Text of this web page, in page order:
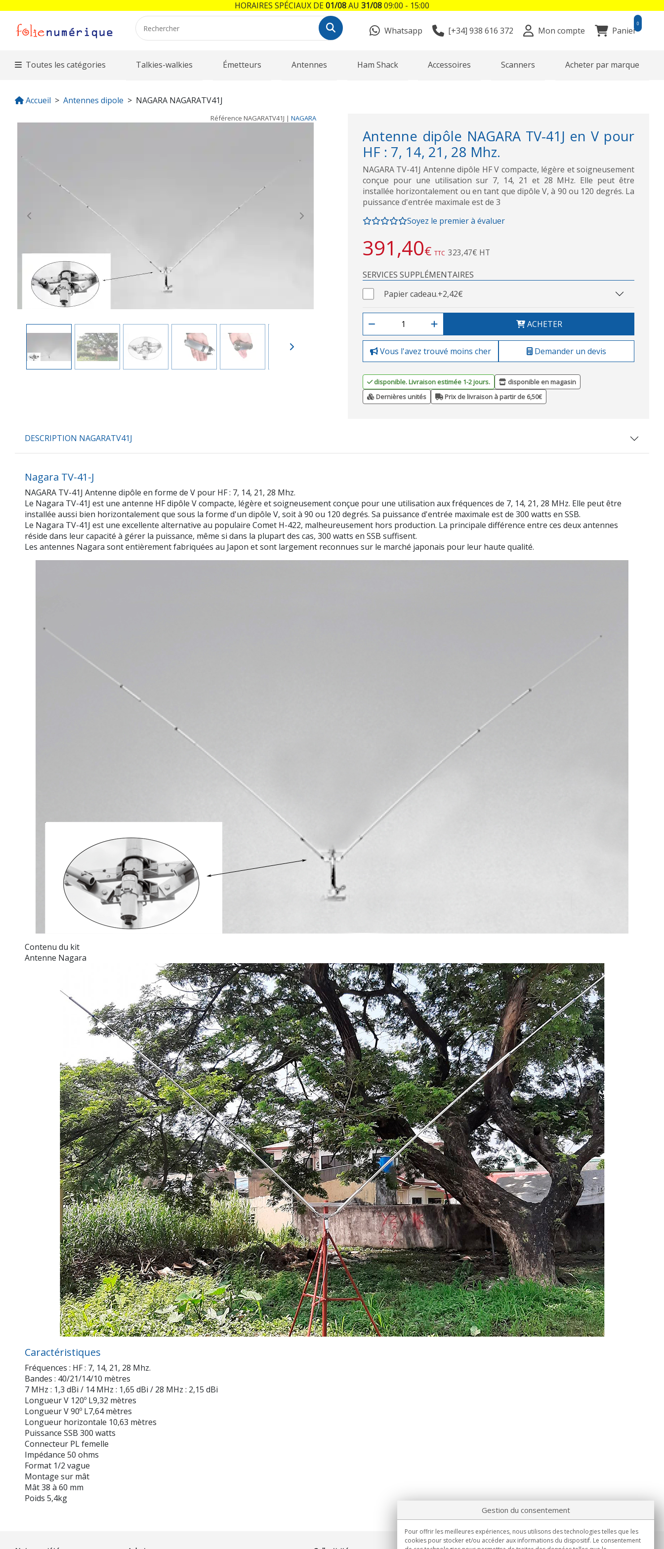
Whatsapp [+34] 938 616 372 Mon compte Panier
0
Toutes les catégories Talkies-walkies Émetteurs Antennes Ham Shack Accessoires Scanners Acheter par marque
Accueil Antennes dipole NAGARA NAGARATV41J
Référence NAGARATV41J | NAGARA
Previous Next
Antenne dipôle NAGARA TV-41J en V pour
HF : 7, 14, 21, 28 Mhz.
NAGARA TV-41J Antenne dipôle HF V compacte, légère et soigneusement
conçue pour une utilisation sur 7, 14, 21 et 28 MHz. Elle peut être
installée horizontalement ou en tant que dipôle V, à 90 ou 120 degrés. La
puissance d'entrée maximale est de 3
Soyez le premier à évaluer
391,40€ TTC 323,47€ HT
SERVICES SUPPLÉMENTAIRES
Papier cadeau.+2,42€
ACHETER
Vous l'avez trouvé moins cher Demander un devis
disponible. Livraison estimée 1-2 jours.
disponible en magasin
Dernières unités
Prix de livraison à partir de 6,50€
DESCRIPTION NAGARATV41J
Nagara TV-41-J
NAGARA TV-41J Antenne dipôle en forme de V pour HF : 7, 14, 21, 28 Mhz.
Le Nagara TV-41J est une antenne HF dipôle V compacte, légère et soigneusement conçue pour une utilisation aux fréquences de 7, 14, 21, 28 MHz. Elle peut être
installée aussi bien horizontalement que sous la forme d'un dipôle V, soit à 90 ou 120 degrés. Sa puissance d'entrée maximale est de 300 watts en SSB.
Le Nagara TV-41J est une excellente alternative au populaire Comet H-422, malheureusement hors production. La principale différence entre ces deux antennes
réside dans leur capacité à gérer la puissance, même si dans la plupart des cas, 300 watts en SSB suffisent.
Les antennes Nagara sont entièrement fabriquées au Japon et sont largement reconnues sur le marché japonais pour leur haute qualité.
Contenu du kit
Antenne Nagara
Caractéristiques
Fréquences : HF : 7, 14, 21, 28 Mhz.
Bandes : 40/21/14/10 mètres
7 MHz : 1,3 dBi / 14 MHz : 1,65 dBi / 28 MHz : 2,15 dBi
Longueur V 120º L9,32 mètres
Longueur V 90º L7,64 mètres
Longueur horizontale 10,63 mètres
Puissance SSB 300 watts
Connecteur PL femelle
Impédance 50 ohms
Format 1/2 vague
Montage sur mât
Mât 38 à 60 mm
Poids 5,4kg
Gestion du consentement
Pour offrir les meilleures expériences, nous utilisons des technologies telles que les
cookies pour stocker et/ou accéder aux informations du dispositif. Le consentement
HORAIRES SPÉCIAUX DE01/08AU 31/0809:00 - 15:00